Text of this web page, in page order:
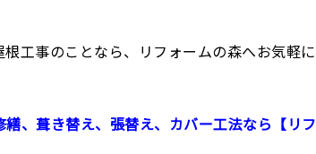
工事のことなら、リフォームの森へお気軽に
、葺き替え、張替え、カバー工法なら【リフ